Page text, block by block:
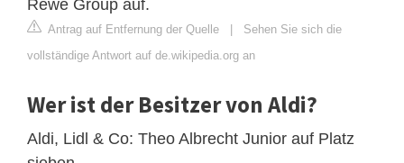
Rewe Group auf.
Antrag auf Entfernung der Quelle | Sehen Sie sich die
vollständige Antwort auf de.wikipedia.org an
Wer ist der Besitzer von Aldi?
Aldi, Lidl & Co: Theo Albrecht Junior auf Platz